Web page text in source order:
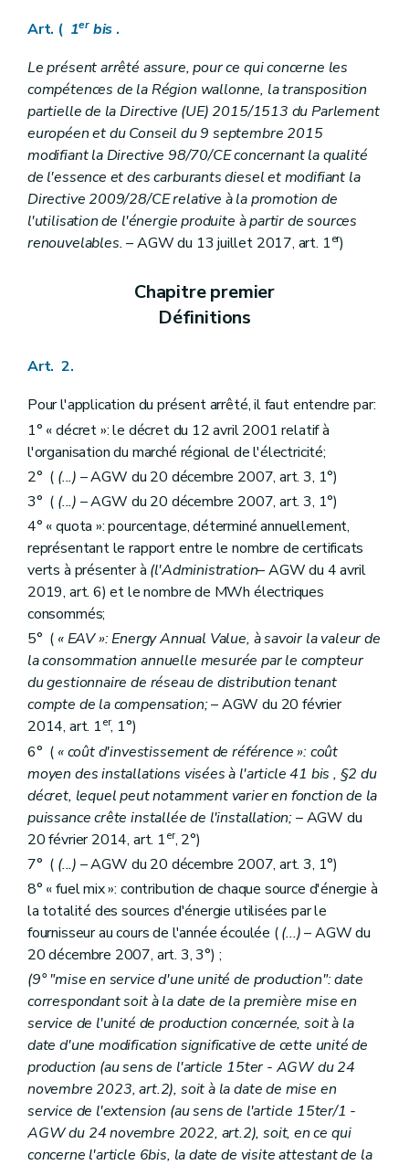
Annexe 5
Annexe 6
Annexe 8
Annexe 9
Annexe 10
Annexe 11
Annexe 12
Annexe 13
Annexe 14
Art. ( 1er bis .
Le présent arrêté assure, pour ce qui concerne les
compétences de la Région wallonne, la transposition
partielle de la Directive (UE) 2015/1513 du Parlement
européen et du Conseil du 9 septembre 2015
modifiant la Directive 98/70/CE concernant la qualité
de l'essence et des carburants diesel et modifiant la
Directive 2009/28/CE relative à la promotion de
l'utilisation de l'énergie produite à partir de sources
renouvelables.– AGW du 13 juillet 2017, art. 1er)
Chapitre premier
Définitions
Art. 2.
Pour l'application du présent arrêté, il faut entendre par:
1° « décret »: le décret du 12 avril 2001 relatif à
l'organisation du marché régional de l'électricité;
2° ( (...) – AGW du 20 décembre 2007, art. 3, 1°)
3° ( (...) – AGW du 20 décembre 2007, art. 3, 1°)
4° « quota »: pourcentage, déterminé annuellement,
représentant le rapport entre le nombre de certificats
verts à présenter à (l'Administration– AGW du 4 avril
2019, art. 6) et le nombre de MWh électriques
consommés;
5° ( « EAV »: Energy Annual Value, à savoir la valeur de
la consommation annuelle mesurée par le compteur
du gestionnaire de réseau de distribution tenant
compte de la compensation;– AGW du 20 février
2014, art. 1er, 1°)
6° ( « coût d'investissement de référence »: coût
moyen des installations visées à l'article 41 bis , §2 du
décret, lequel peut notamment varier en fonction de la
puissance crête installée de l'installation;– AGW du
20 février 2014, art. 1er, 2°)
7° ( (...) – AGW du 20 décembre 2007, art. 3, 1°)
8° « fuel mix »: contribution de chaque source d'énergie à
la totalité des sources d'énergie utilisées par le
fournisseur au cours de l'année écoulée ((...)– AGW du
20 décembre 2007, art. 3, 3°) ;
(9° "mise en service d'une unité de production": date
correspondant soit à la date de la première mise en
service de l'unité de production concernée, soit à la
date d'une modification significative de cette unité de
production (au sens de l'article 15ter - AGW du 24
novembre 2023, art.2), soit à la date de mise en
service de l'extension (au sens de l'article 15ter/1 -
AGW du 24 novembre 2022, art.2), soit, en ce qui
concerne l'article 6bis, la date de visite attestant de la